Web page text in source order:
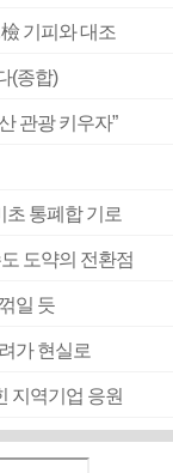
기피와 대조
(종합)
관광 키우자”
통폐합 기로
도약의 전환점
일 듯
가 현실로
지역기업 응원